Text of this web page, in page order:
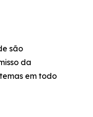
são
da
em todo